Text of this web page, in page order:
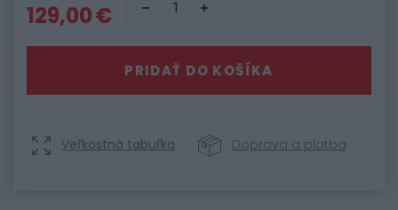
129,00 €
PRIDAŤ DO KOŠÍKA
Veľkostná tabuľka Doprava a platba